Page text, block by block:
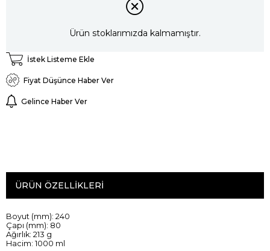
Ürün stoklarımızda kalmamıştır.
İstek Listeme Ekle
Fiyat Düşünce Haber Ver
Gelince Haber Ver
ÜRÜN ÖZELLIKLERI
Boyut (mm): 240
Çapı (mm): 80
Ağırlık: 213 g
Hacim: 1000 ml